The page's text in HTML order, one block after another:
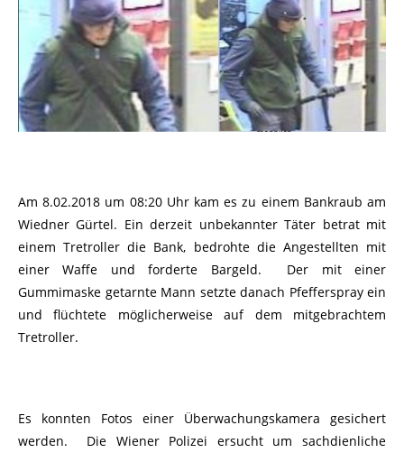
Am 8.02.2018 um 08:20 Uhr kam es zu einem Bankraub am
Wiedner Gürtel. Ein derzeit unbekannter Täter betrat mit
einem Tretroller die Bank, bedrohte die Angestellten mit
einer Waffe und forderte Bargeld. Der mit einer
Gummimaske getarnte Mann setzte danach Pfefferspray ein
und flüchtete möglicherweise auf dem mitgebrachtem
Tretroller.
Es konnten Fotos einer Überwachungskamera gesichert
werden. Die Wiener Polizei ersucht um sachdienliche